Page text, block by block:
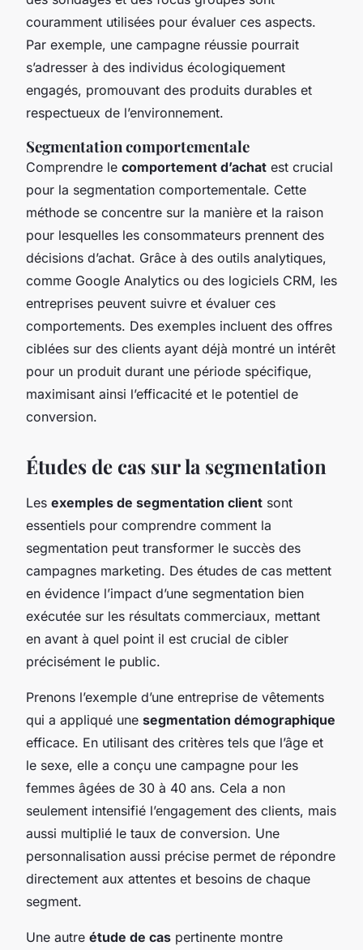
couramment utilisées pour évaluer ces aspects.
Par exemple, une campagne réussie pourrait
s’adresser à des individus écologiquement
engagés, promouvant des produits durables et
respectueux de l’environnement.
Segmentation comportementale
Comprendre le comportement d’achat est crucial
pour la segmentation comportementale. Cette
méthode se concentre sur la manière et la raison
pour lesquelles les consommateurs prennent des
décisions d’achat. Grâce à des outils analytiques,
comme Google Analytics ou des logiciels CRM, les
entreprises peuvent suivre et évaluer ces
comportements. Des exemples incluent des offres
ciblées sur des clients ayant déjà montré un intérêt
pour un produit durant une période spécifique,
maximisant ainsi l’efficacité et le potentiel de
conversion.
Études de cas sur la segmentation
Les exemples de segmentation client sont
essentiels pour comprendre comment la
segmentation peut transformer le succès des
campagnes marketing. Des études de cas mettent
en évidence l’impact d’une segmentation bien
exécutée sur les résultats commerciaux, mettant
en avant à quel point il est crucial de cibler
précisément le public.
Prenons l’exemple d’une entreprise de vêtements
qui a appliqué une segmentation démographique
efficace. En utilisant des critères tels que l’âge et
le sexe, elle a conçu une campagne pour les
femmes âgées de 30 à 40 ans. Cela a non
seulement intensifié l’engagement des clients, mais
aussi multiplié le taux de conversion. Une
personnalisation aussi précise permet de répondre
directement aux attentes et besoins de chaque
segment.
Une autre étude de cas pertinente montre